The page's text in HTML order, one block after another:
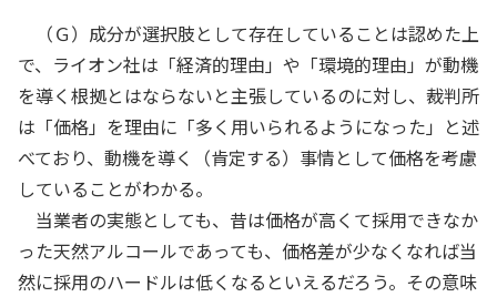
（Ｇ）成分が選択肢として存在していることは認めた上
で、ライオン社は「経済的理由」や「環境的理由」が動機
を導く根拠とはならないと主張しているのに対し、裁判所
は「価格」を理由に「多く用いられるようになった」と述
べており、動機を導く（肯定する）事情として価格を考慮
していることがわかる。
当業者の実態としても、昔は価格が高くて採用できなか
った天然アルコールであっても、価格差が少なくなれば当
然に採用のハードルは低くなるといえるだろう。その意味